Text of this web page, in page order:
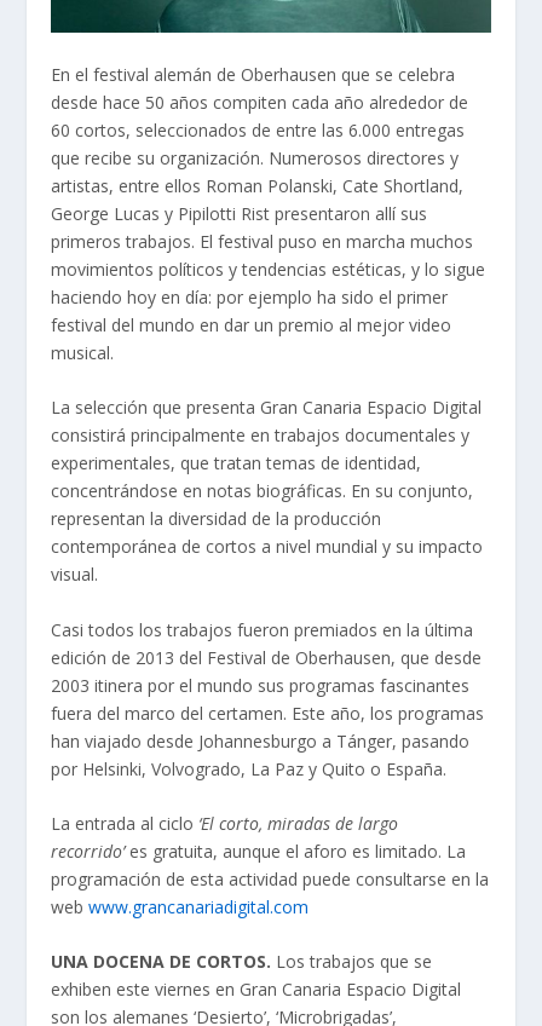
En el festival alemán de Oberhausen que se celebra
desde hace 50 años compiten cada año alrededor de
60 cortos, seleccionados de entre las 6.000 entregas
que recibe su organización. Numerosos directores y
artistas, entre ellos Roman Polanski, Cate Shortland,
George Lucas y Pipilotti Rist presentaron allí sus
primeros trabajos. El festival puso en marcha muchos
movimientos políticos y tendencias estéticas, y lo sigue
haciendo hoy en día: por ejemplo ha sido el primer
festival del mundo en dar un premio al mejor video
musical.
La selección que presenta Gran Canaria Espacio Digital
consistirá principalmente en trabajos documentales y
experimentales, que tratan temas de identidad,
concentrándose en notas biográficas. En su conjunto,
representan la diversidad de la producción
contemporánea de cortos a nivel mundial y su impacto
visual.
Casi todos los trabajos fueron premiados en la última
edición de 2013 del Festival de Oberhausen, que desde
2003 itinera por el mundo sus programas fascinantes
fuera del marco del certamen. Este año, los programas
han viajado desde Johannesburgo a Tánger, pasando
por Helsinki, Volvogrado, La Paz y Quito o España.
La entrada al ciclo ‘El corto, miradas de largo
recorrido’es gratuita, aunque el aforo es limitado. La
programación de esta actividad puede consultarse en la
webwww.grancanariadigital.com
UNA DOCENA DE CORTOS. Los trabajos que se
exhiben este viernes en Gran Canaria Espacio Digital
son los alemanes ‘Desierto’, ‘Microbrigadas’,